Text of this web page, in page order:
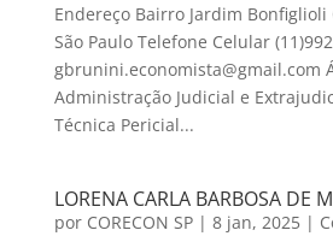
Endereço Bairro Jardim Bonfiglioli
São Paulo Telefone Celular
gbrunini.economista@gmail.com
Administração Judicial e
Técnica Pericial...
LORENA CARLA BARBOSA DE
por CORECON SP| 8 jan, 2025|